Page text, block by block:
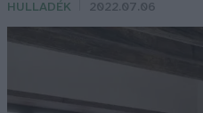
HULLADÉK 2022.07.06